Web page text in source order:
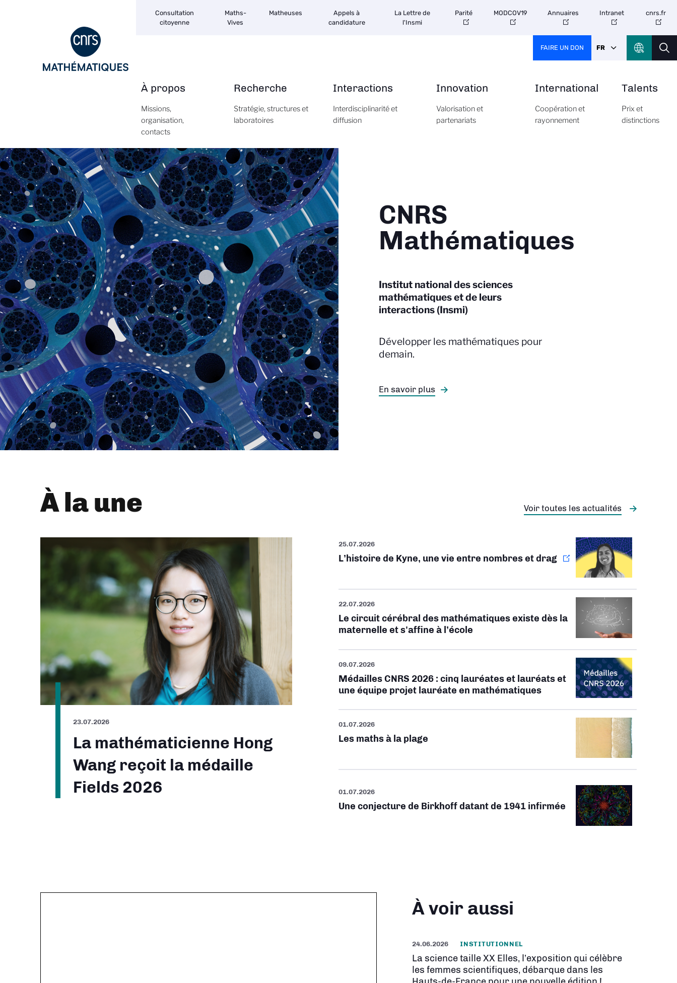
Navigation
principale
À propos
Missions,
organisation,
contacts
Recherche
Stratégie, structures et
laboratoires
Interactions
Interdisciplinarité et
diffusion
Innovation
Valorisation et
partenariats
International
Coopération et
rayonnement
Talents
Prix et
distinctions
secondaire
Consultation
citoyenne
Maths-
Vives
Matheuses
Appels à
candidature
La Lettre de
l'Insmi
Parité MODCOV19 Annuaires Intranet cnrs.fr
FAIRE UN DON FR
CNRS
Mathématiques
Institut national des sciences
mathématiques et de leurs
interactions (Insmi)
Développer les mathématiques pour
demain.
En savoir plus
À la une Voir toutes les actualités
23.07.2026
La mathématicienne Hong
Wang reçoit la médaille
Fields 2026
25.07.2026
L’histoire de Kyne, une vie entre nombres et drag
22.07.2026
Le circuit cérébral des mathématiques existe dès la
maternelle et s'affine à l’école
09.07.2026
Médailles CNRS 2026 : cinq lauréates et lauréats et
une équipe projet lauréate en mathématiques
01.07.2026
Les maths à la plage
01.07.2026
Une conjecture de Birkhoff datant de 1941 infirmée
À voir aussi
24.06.2026 INSTITUTIONNEL
La science taille XX Elles, l’exposition qui célèbre
les femmes scientifiques, débarque dans les